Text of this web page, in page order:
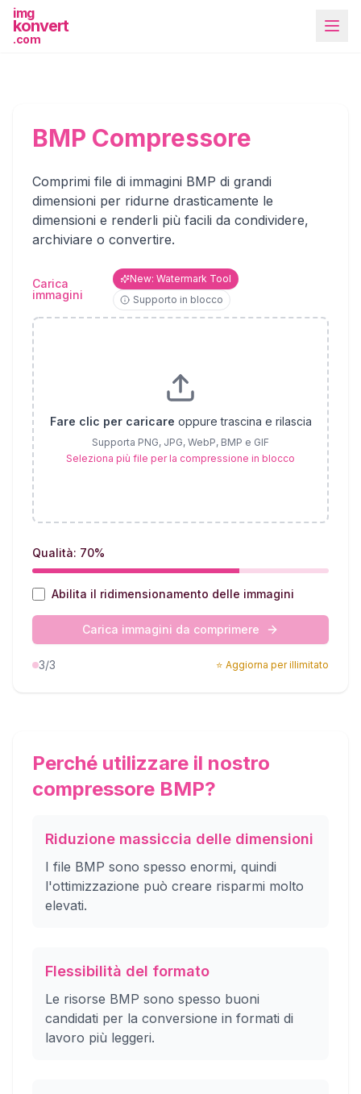
img
konvert
.com
Più strumenti
BMP Compressore
Comprimi file di immagini BMP di grandi
dimensioni per ridurne drasticamente le
dimensioni e renderli più facili da condividere,
archiviare o convertire.
Carica
immagini
New: Watermark Tool
Supporto in blocco
Fare clic per caricare oppure trascina e rilascia
Supporta PNG, JPG, WebP, BMP e GIF
Seleziona più file per la compressione in blocco
Qualità: 70%
Abilita il ridimensionamento delle immagini
Carica immagini da comprimere
3/3 ⭐ Aggiorna per illimitato
Perché utilizzare il nostro
compressore BMP?
Riduzione massiccia delle dimensioni
I file BMP sono spesso enormi, quindi
l'ottimizzazione può creare risparmi molto
elevati.
Flessibilità del formato
Le risorse BMP sono spesso buoni
candidati per la conversione in formati di
lavoro più leggeri.